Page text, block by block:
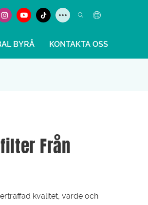
BYRÅ KONTAKTA OSS
Från
kvalitet, värde och